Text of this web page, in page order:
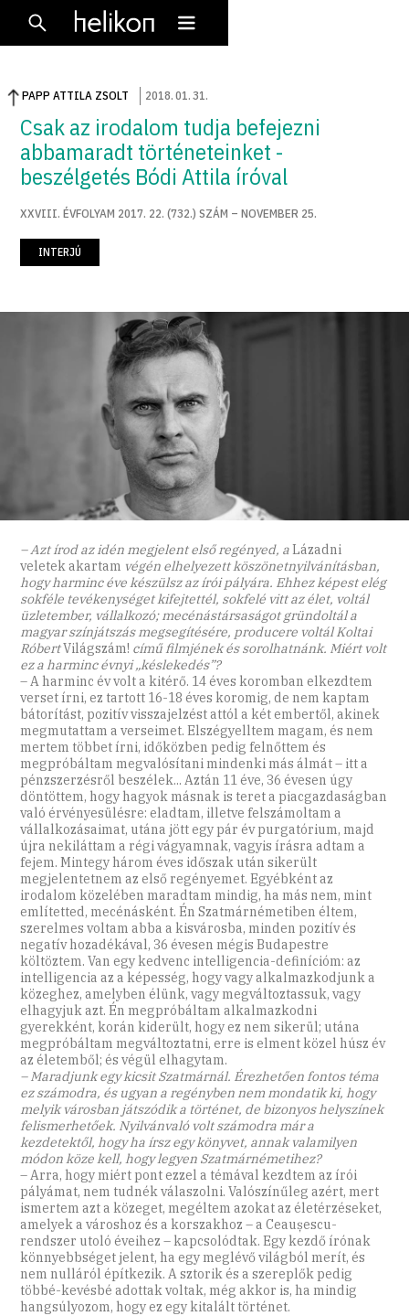
PAPP ATTILA ZSOLT 2018.01.31.
Csak az irodalom tudja befejezni
abbamaradt történeteinket -
beszélgetés Bódi Attila íróval
XXVIII. ÉVFOLYAM 2017. 22. (732.) SZÁM – NOVEMBER 25.
INTERJÚ
– Azt írod az idén megjelent első regényed, aLázadni
veletek akartam végén elhelyezett köszönetnyilvánításban,
hogy harminc éve készülsz az írói pályára. Ehhez képest elég
sokféle tevékenységet kifejtettél, sokfelé vitt az élet, voltál
üzletember, vállalkozó; mecénástársaságot gründoltál a
magyar színjátszás megsegítésére, producere voltál Koltai
RóbertVilágszám! című filmjének és sorolhatnánk. Miért volt
ez a harminc évnyi „késlekedés”?
– A harminc év volt a kitérő. 14 éves koromban elkezdtem
verset írni, ez tartott 16-18 éves koromig, de nem kaptam
bátorítást, pozitív visszajelzést attól a két embertől, akinek
megmutattam a verseimet. Elszégyelltem magam, és nem
mertem többet írni, időközben pedig felnőttem és
megpróbáltam megvalósítani mindenki más álmát – itt a
pénzszerzésről beszélek... Aztán 11 éve, 36 évesen úgy
döntöttem, hogy hagyok másnak is teret a piacgazdaságban
való érvényesülésre: eladtam, illetve felszámoltam a
vállalkozásaimat, utána jött egy pár év purgatórium, majd
újra nekiláttam a régi vágyamnak, vagyis írásra adtam a
fejem. Mintegy három éves időszak után sikerült
megjelentetnem az első regényemet. Egyébként az
irodalom közelében maradtam mindig, ha más nem, mint
említetted, mecénásként. Én Szatmárnémetiben éltem,
szerelmes voltam abba a kisvárosba, minden pozitív és
negatív hozadékával, 36 évesen mégis Budapestre
költöztem. Van egy kedvenc intelligencia-definícióm: az
intelligencia az a képesség, hogy vagy alkalmazkodjunk a
közeghez, amelyben élünk, vagy megváltoztassuk, vagy
elhagyjuk azt. Én megpróbáltam alkalmazkodni
gyerekként, korán kiderült, hogy ez nem sikerül; utána
megpróbáltam megváltoztatni, erre is elment közel húsz év
az életemből; és végül elhagytam.
– Maradjunk egy kicsit Szatmárnál. Érezhetően fontos téma
ez számodra, és ugyan a regényben nem mondatik ki, hogy
melyik városban játszódik a történet, de bizonyos helyszínek
felismerhetőek. Nyilvánvaló volt számodra már a
kezdetektől, hogy ha írsz egy könyvet, annak valamilyen
módon köze kell, hogy legyen Szatmárnémetihez?
– Arra, hogy miért pont ezzel a témával kezdtem az írói
pályámat, nem tudnék válaszolni. Valószínűleg azért, mert
ismertem azt a közeget, megéltem azokat az életérzéseket,
amelyek a városhoz és a korszakhoz – a Ceaușescu-
rendszer utoló éveihez – kapcsolódtak. Egy kezdő írónak
könnyebbséget jelent, ha egy meglévő világból merít, és
nem nulláról építkezik. A sztorik és a szereplők pedig
többé-kevésbé adottak voltak, még akkor is, ha mindig
hangsúlyozom, hogy ez egy kitalált történet.